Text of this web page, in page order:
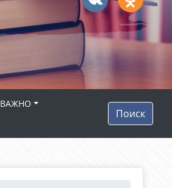
ВАЖНО
Поиск